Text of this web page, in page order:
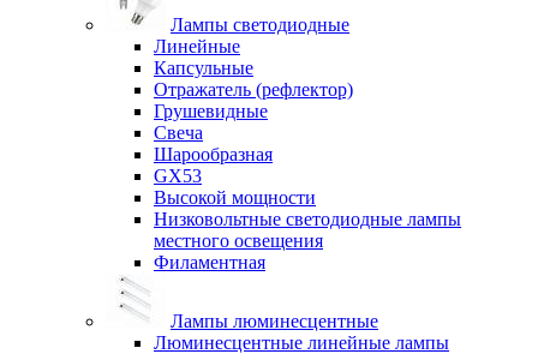
Лампы светодиодные
Линейные
Капсульные
Отражатель (рефлектор)
Грушевидные
Свеча
Шарообразная
GX53
Высокой мощности
Низковольтные светодиодные лампы
местного освещения
Филаментная
Лампы люминесцентные
Люминесцентные линейные лампы